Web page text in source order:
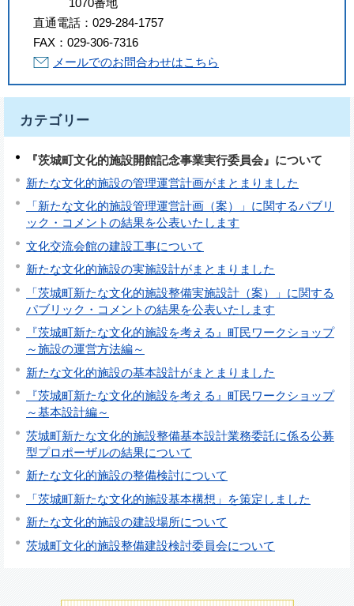
1070番地
直通電話： 029-284-1757
FAX： 029-306-7316
メールでのお問合わせはこちら
カテゴリー
『茨城町文化的施設開館記念事業実行委員会』について
新たな文化的施設の管理運営計画がまとまりました
「新たな文化的施設管理運営計画（案）」に関するパブリ
ック・コメントの結果を公表いたします
文化交流会館の建設工事について
新たな文化的施設の実施設計がまとまりました
「茨城町新たな文化的施設整備実施設計（案）」に関する
パブリック・コメントの結果を公表いたします
『茨城町新たな文化的施設を考える』町民ワークショップ
～施設の運営方法編～
新たな文化的施設の基本設計がまとまりました
『茨城町新たな文化的施設を考える』町民ワークショップ
～基本設計編～
茨城町新たな文化的施設整備基本設計業務委託に係る公募
型プロポーザルの結果について
新たな文化的施設の整備検討について
「茨城町新たな文化的施設基本構想」を策定しました
新たな文化的施設の建設場所について
茨城町文化的施設整備建設検討委員会について